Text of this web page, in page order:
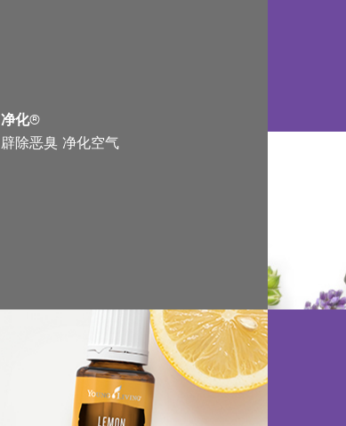
净化®
辟除恶臭 净化空气